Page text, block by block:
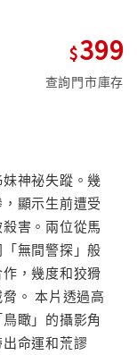
399
查詢門市庫存
神祕失蹤。幾
顯示生前遭受
害。兩位從馬
無間警探」般
，幾度和狡猾
。 本片透過高
瞰」的攝影角
命運和荒謬